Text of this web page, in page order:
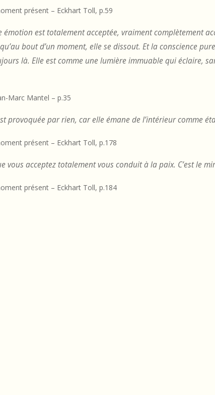
présent – Eckhart Toll, p.59
émotion est totalement acceptée, vraiment complètement
bout d’un moment, elle se dissout. Et la conscience
là. Elle est comme une lumière immuable qui éclaire,
Marc Mantel – p.35
provoquée par rien, car elle émane de l’intérieur comme
présent – Eckhart Toll, p.178
vous acceptez totalement vous conduit à la paix. C’est le
présent – Eckhart Toll, p.184